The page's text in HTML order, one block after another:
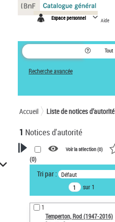
Espace personnel Aide
Tout
Recherche avancée
Accueil Liste de notices d’autorité
1 Notices d'autorité
VOTRE RECHERCHE
Recherche avancée dans les
notices d’autorité
Œuvres liées à l'auteur :
Temperton, Rod (1947-2016)
Voir la sélection (0)
(0)
Tri par : Défaut
sur 1
1
Temperton, Rod (1947-2016)
Panneau de gestion des cookies